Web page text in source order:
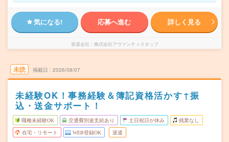
気になる! 応募へ進む 詳しく見る
派遣会社 株式会社アヴァンティスタッフ
未読 掲載日 2026/08/07
未経験OK！事務経験＆簿記資格活かす↑振
込・送金サポート！
職種未経験OK 交通費別途支給あり 土日祝日が休み 残業なし
在宅・リモート WEB登録OK 派遣